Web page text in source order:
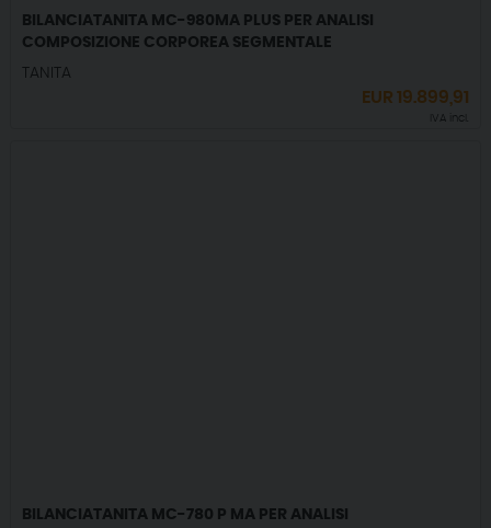
BILANCIATANITA MC-980MA PLUS PER ANALISI
COMPOSIZIONE CORPOREA SEGMENTALE
TANITA
EUR19.899,91
IVA incl.
BILANCIATANITA MC-780 P MA PER ANALISI